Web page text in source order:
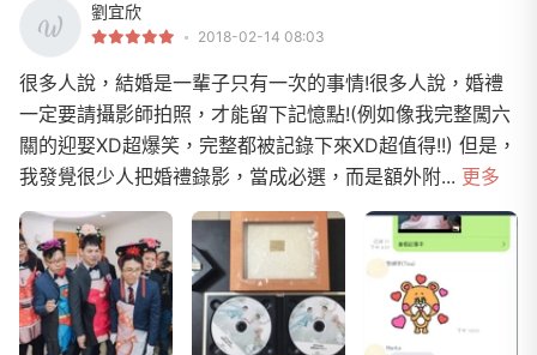
劉宜欣
2018-02-14 08:03
很多人說，結婚是一輩子只有一次的事情!很多人說，婚禮
一定要請攝影師拍照，才能留下記憶點!(例如像我完整闖六
關的迎娶XD超爆笑，完整都被記錄下來XD超值得!!) 但是，
我發覺很少人把婚禮錄影，當成必選，而是額外附... 更多